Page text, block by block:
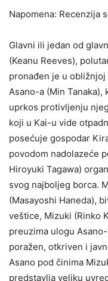
Napomena: Recenzija
Glavni ili jedan od
(Keanu Reeves),
pronađen je u
Asano-a (Min
uprkos protivljenju
koji u Kai-u vide
posećuje gospodar
povodom nadolazeće
Hiroyuki Tagawa)
svog najboljeg borca.
(Masayoshi Haneda),
veštice, Mizuki (Rinko
preuzima ulogu
poražen, otkriven i
Asano pod činima
predstavlja veliku